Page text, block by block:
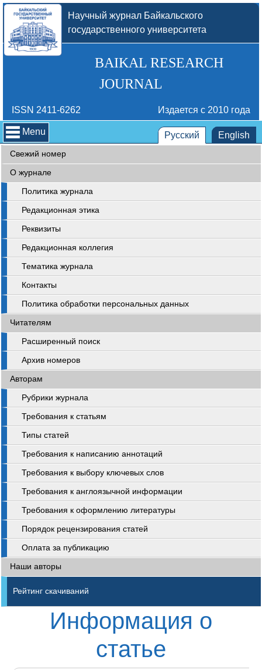
Научный журнал Байкальского
государственного университета
BAIKAL RESEARCH
JOURNAL
ISSN 2411-6262 Издается с 2010 года
Menu Русский English
Свежий номер
О журнале
Политика журнала
Редакционная этика
Реквизиты
Редакционная коллегия
Тематика журнала
Контакты
Политика обработки персональных данных
Читателям
Расширенный поиск
Архив номеров
Авторам
Рубрики журнала
Требования к статьям
Типы статей
Требования к написанию аннотаций
Требования к выбору ключевых слов
Требования к англоязычной информации
Требования к оформлению литературы
Порядок рецензирования статей
Оплата за публикацию
Наши авторы
Рейтинг скачиваний
Информация о
статье